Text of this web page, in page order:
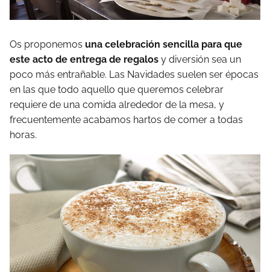
Os proponemos una celebración sencilla para que
este acto de entrega de regalos y diversión sea un
poco más entrañable. Las Navidades suelen ser épocas
en las que todo aquello que queremos celebrar
requiere de una comida alrededor de la mesa, y
frecuentemente acabamos hartos de comer a todas
horas.